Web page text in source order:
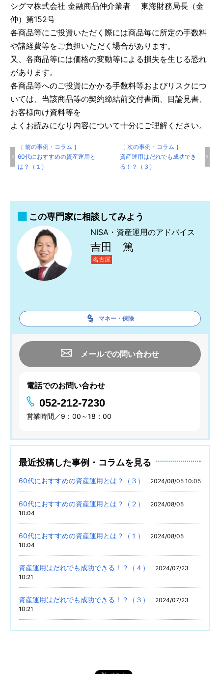
シグマ株式会社 金融商品仲介業者 東海財務局長（金
仲）第152号
各商品等にご投資いただく際には商品毎に所定の手数料
や諸経費等をご負担いただく場合があります。
又、各商品等には価格の変動等による損失を生じる恐れ
があります。
各商品等へのご投資にかかる手数料等およびリスクにつ
いては、当該商品等の契約締結前交付書面、目論見書、
お客様向け資料等を
よくお読みになり内容について十分にご理解ください。
［ 前の事例・コラム ］
60代におすすめの資産運用と
は？（１）
［ 次の事例・コラム ］
資産運用はだれでも成功でき
る！？（３）
この専門家に相談してみよう
NISA・資産運用のアドバイス
吉田 篤
名古屋
マネー・保険
メールでの問い合わせ
電話でのお問い合わせ
052-212-7230
営業時間／9：00～18：00
最近投稿した事例・コラムを見る
60代におすすめの資産運用とは？（３） 2024/08/05 10:05
60代におすすめの資産運用とは？（２）
2024/08/05
10:04
60代におすすめの資産運用とは？（１）
2024/08/05
10:04
資産運用はだれでも成功できる！？（４）
2024/07/23
10:21
資産運用はだれでも成功できる！？（３）
2024/07/23
10:21